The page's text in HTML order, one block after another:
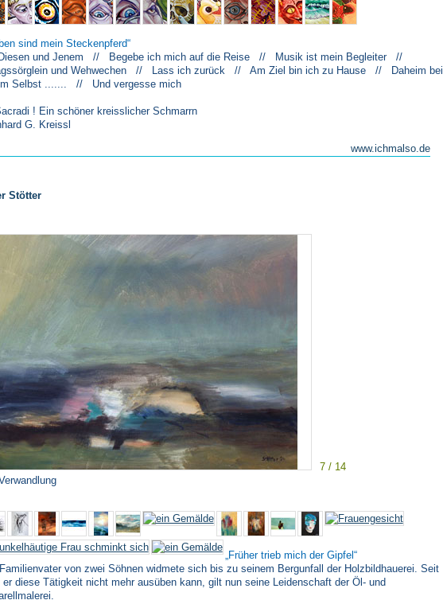
sind mein Steckenpferd
und Jenem // Begebe ich mich auf die Reise // Musik ist mein Begleiter //
und Wehwechen // Lass ich zurück // Am Ziel bin ich zu Hause // Daheim bei
Selbst ....... // Und vergesse mich
! Ein schöner kreisslicher Schmarrn
G. Kreissl
www.ichmalso.de
Stötter
7 / 14
Früher trieb mich der Gipfel
von zwei Söhnen widmete sich bis zu seinem Bergunfall der Holzbildhauerei. Seit
er diese Tätigkeit nicht mehr ausüben kann, gilt nun seine Leidenschaft der Öl- und